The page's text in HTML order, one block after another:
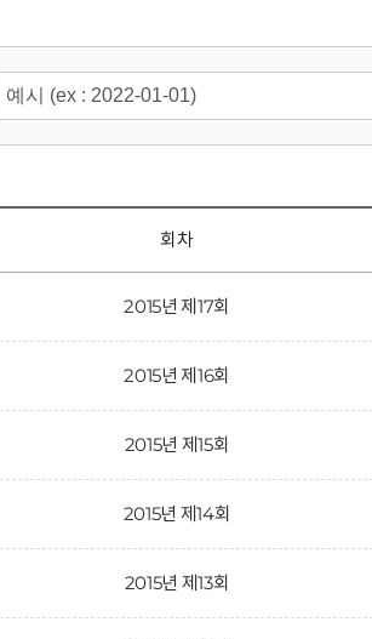
회차
2015년 제17회
2015년 제16회
2015년 제15회
2015년 제14회
2015년 제13회